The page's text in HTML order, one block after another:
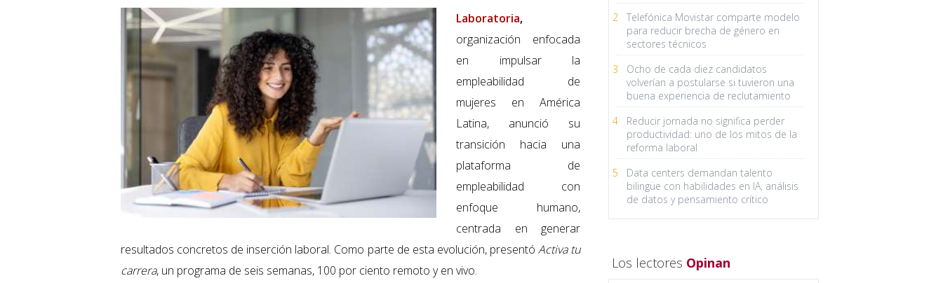
Laboratoria,
organización enfocada
en impulsar la
empleabilidad de
mujeres en América
Latina, anunció su
transición hacia una
plataforma de
empleabilidad con
enfoque humano,
centrada en generar
resultados concretos de inserción laboral. Como parte de esta evolución, presentó Activa tu
carrera, un programa de seis semanas, 100 por ciento remoto y en vivo.
2
Telefónica Movistar comparte modelo
para reducir brecha de género en
sectores técnicos
3
Ocho de cada diez candidatos
volverían a postularse si tuvieron una
buena experiencia de reclutamiento
4
Reducir jornada no significa perder
productividad: uno de los mitos de la
reforma laboral
5
Data centers demandan talento
bilingüe con habilidades en IA, análisis
de datos y pensamiento crítico
Los lectores Opinan